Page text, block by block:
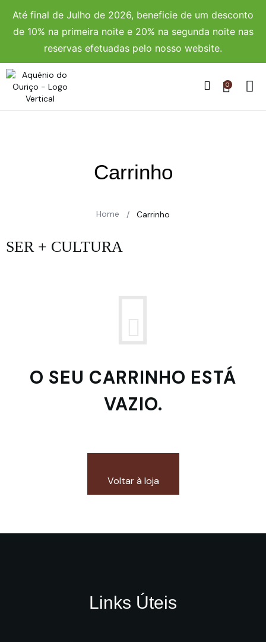
Até final de Julho de 2026, beneficie de um desconto
de 10% na primeira noite e 20% na segunda noite nas
reservas efetuadas pelo nosso website.
0
Carrinho
Home / Carrinho
SER + CULTURA
O SEU CARRINHO ESTÁ
VAZIO.
Voltar à loja
Links Úteis